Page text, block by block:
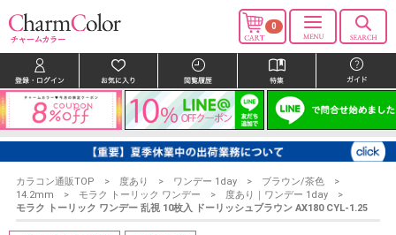
0
カラコン通販TOP 度あり ワンデー 1day
ブラウン/茶色
14.2mm
モラク トーリック ワンデー
度あり｜ワンデー 1day
モラク トーリック ワンデー 乱視 10枚入 ドーリッシュブラウン AX180 CYL-1.25